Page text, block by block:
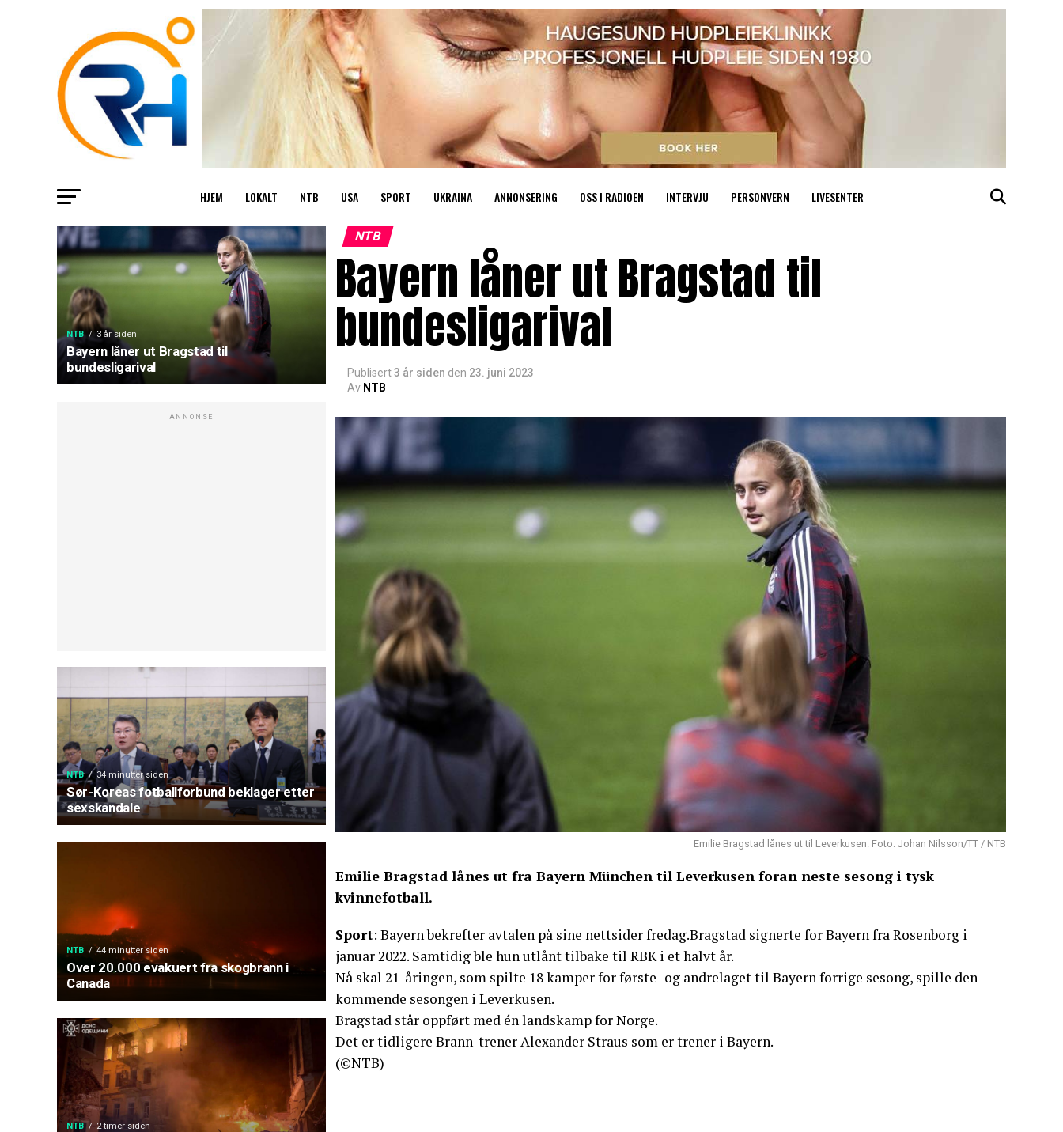
HJEM LOKALT NTB USA SPORT UKRAINA ANNONSERING OSS I RADIOEN INTERVJU PERSONVERN LIVESENTER
NTB 3 år siden
Bayern låner ut Bragstad til
bundesligarival
ANNONSE
NTB 34 minutter siden
Sør-Koreas fotballforbund beklager etter
sexskandale
NTB 44 minutter siden
Over 20.000 evakuert fra skogbrann i
Canada
NTB 2 timer siden
NTB
Bayern låner ut Bragstad til
bundesligarival
Publisert3 år siden den 23. juni 2023
Av NTB
Emilie Bragstad lånes ut til Leverkusen. Foto: Johan Nilsson/TT / NTB
Emilie Bragstad lånes ut fra Bayern München til Leverkusen foran neste sesong i tysk
kvinnefotball.
Sport: Bayern bekrefter avtalen på sine nettsider fredag.Bragstad signerte for Bayern fra Rosenborg i
januar 2022. Samtidig ble hun utlånt tilbake til RBK i et halvt år.
Nå skal 21-åringen, som spilte 18 kamper for første- og andrelaget til Bayern forrige sesong, spille den
kommende sesongen i Leverkusen.
Bragstad står oppført med én landskamp for Norge.
Det er tidligere Brann-trener Alexander Straus som er trener i Bayern.
(©NTB)